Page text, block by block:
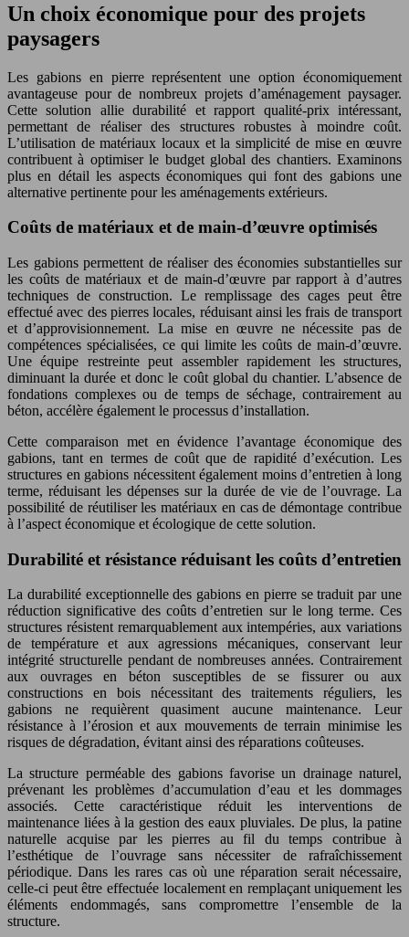
Un choix économique pour des projets
paysagers
Les gabions en pierre représentent une option économiquement
avantageuse pour de nombreux projets d’aménagement paysager.
Cette solution allie durabilité et rapport qualité-prix intéressant,
permettant de réaliser des structures robustes à moindre coût.
L’utilisation de matériaux locaux et la simplicité de mise en œuvre
contribuent à optimiser le budget global des chantiers. Examinons
plus en détail les aspects économiques qui font des gabions une
alternative pertinente pour les aménagements extérieurs.
Coûts de matériaux et de main-d’œuvre optimisés
Les gabions permettent de réaliser des économies substantielles sur
les coûts de matériaux et de main-d’œuvre par rapport à d’autres
techniques de construction. Le remplissage des cages peut être
effectué avec des pierres locales, réduisant ainsi les frais de transport
et d’approvisionnement. La mise en œuvre ne nécessite pas de
compétences spécialisées, ce qui limite les coûts de main-d’œuvre.
Une équipe restreinte peut assembler rapidement les structures,
diminuant la durée et donc le coût global du chantier. L’absence de
fondations complexes ou de temps de séchage, contrairement au
béton, accélère également le processus d’installation.
Cette comparaison met en évidence l’avantage économique des
gabions, tant en termes de coût que de rapidité d’exécution. Les
structures en gabions nécessitent également moins d’entretien à long
terme, réduisant les dépenses sur la durée de vie de l’ouvrage. La
possibilité de réutiliser les matériaux en cas de démontage contribue
à l’aspect économique et écologique de cette solution.
Durabilité et résistance réduisant les coûts d’entretien
La durabilité exceptionnelle des gabions en pierre se traduit par une
réduction significative des coûts d’entretien sur le long terme. Ces
structures résistent remarquablement aux intempéries, aux variations
de température et aux agressions mécaniques, conservant leur
intégrité structurelle pendant de nombreuses années. Contrairement
aux ouvrages en béton susceptibles de se fissurer ou aux
constructions en bois nécessitant des traitements réguliers, les
gabions ne requièrent quasiment aucune maintenance. Leur
résistance à l’érosion et aux mouvements de terrain minimise les
risques de dégradation, évitant ainsi des réparations coûteuses.
La structure perméable des gabions favorise un drainage naturel,
prévenant les problèmes d’accumulation d’eau et les dommages
associés. Cette caractéristique réduit les interventions de
maintenance liées à la gestion des eaux pluviales. De plus, la patine
naturelle acquise par les pierres au fil du temps contribue à
l’esthétique de l’ouvrage sans nécessiter de rafraîchissement
périodique. Dans les rares cas où une réparation serait nécessaire,
celle-ci peut être effectuée localement en remplaçant uniquement les
éléments endommagés, sans compromettre l’ensemble de la
structure.